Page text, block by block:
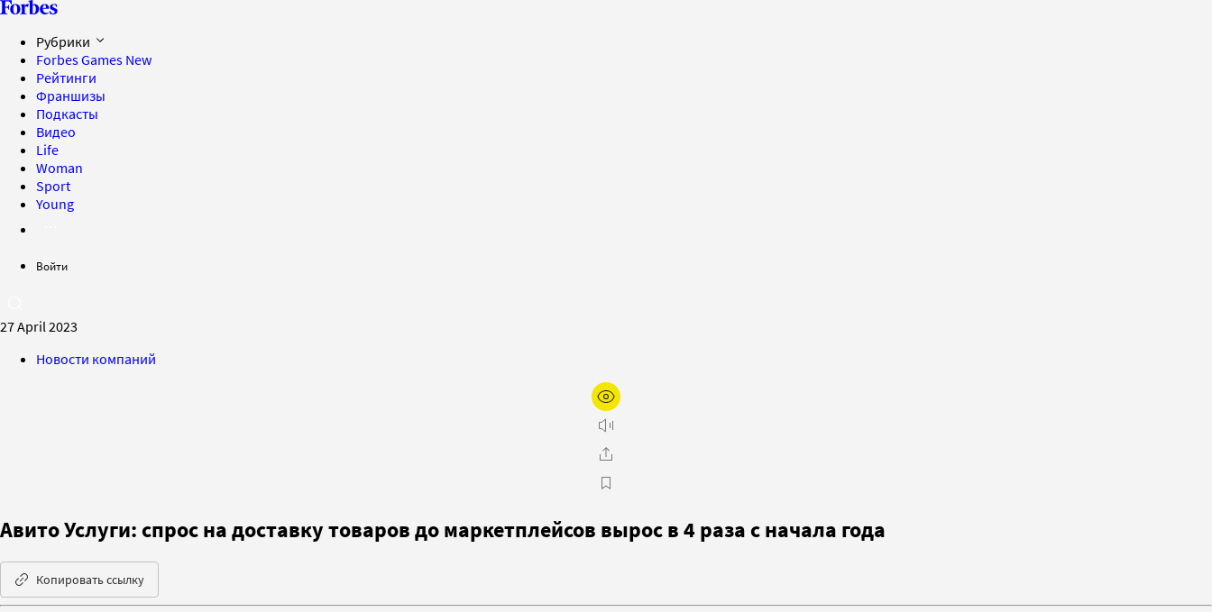
Рубрики
Forbes Games New
Рейтинги
Франшизы
Подкасты
Видео
Life
Woman
Sport
Young
Войти
27 April 2023
Новости компаний
Авито Услуги: спрос на доставку товаров до маркетплейсов вырос в 4 раза с начала года
Копировать ссылку